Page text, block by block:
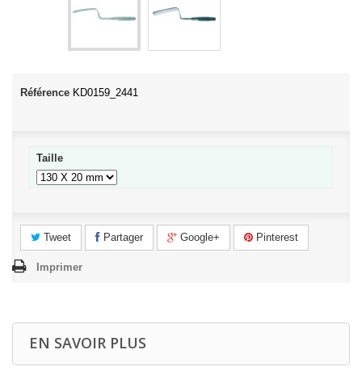
Référence KD0159_2441
Taille
Tweet Partager Google+ Pinterest
Imprimer
EN SAVOIR PLUS